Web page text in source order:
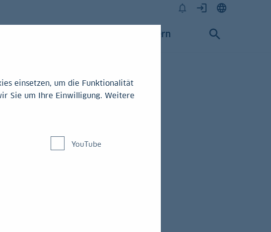
Konzern
auch
einsetzen, um die Funktionalität
Sie um Ihre Einwilligung. Weitere
YouTube